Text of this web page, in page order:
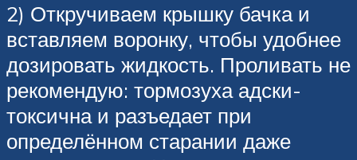
2) Откручиваем крышку бачка и
вставляем воронку, чтобы удобнее
дозировать жидкость. Проливать не
рекомендую: тормозуха адски-
токсична и разъедает при
определённом старании даже